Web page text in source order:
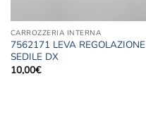
CARROZZERIA INTERNA
7562171 LEVA REGOLAZIONE
SEDILE DX
10,00€